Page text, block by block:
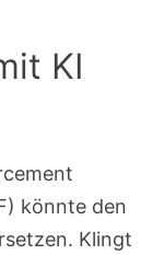
KI
könnte den
Klingt